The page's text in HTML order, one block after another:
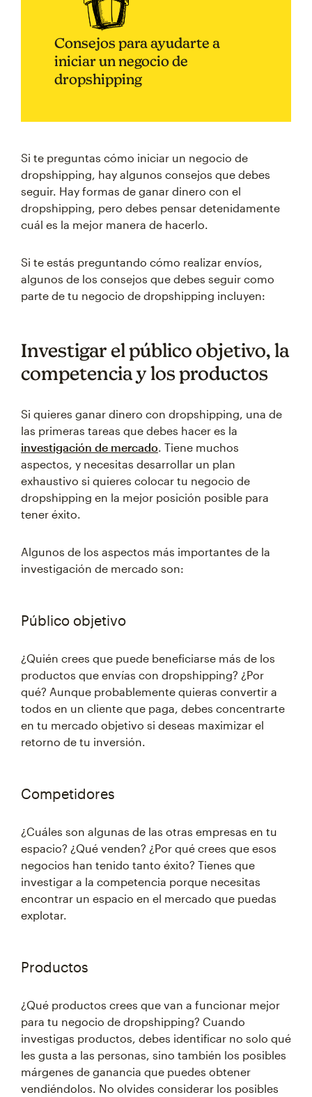
Consejos para ayudarte a
iniciar un negocio de
dropshipping
Si te preguntas cómo iniciar un negocio de
dropshipping, hay algunos consejos que debes
seguir. Hay formas de ganar dinero con el
dropshipping, pero debes pensar detenidamente
cuál es la mejor manera de hacerlo.
Si te estás preguntando cómo realizar envíos,
algunos de los consejos que debes seguir como
parte de tu negocio de dropshipping incluyen:
Investigar el público objetivo, la
competencia y los productos
Si quieres ganar dinero con dropshipping, una de
las primeras tareas que debes hacer es la
investigación de mercado. Tiene muchos
aspectos, y necesitas desarrollar un plan
exhaustivo si quieres colocar tu negocio de
dropshipping en la mejor posición posible para
tener éxito.
Algunos de los aspectos más importantes de la
investigación de mercado son:
Público objetivo
¿Quién crees que puede beneficiarse más de los
productos que envías con dropshipping? ¿Por
qué? Aunque probablemente quieras convertir a
todos en un cliente que paga, debes concentrarte
en tu mercado objetivo si deseas maximizar el
retorno de tu inversión.
Competidores
¿Cuáles son algunas de las otras empresas en tu
espacio? ¿Qué venden? ¿Por qué crees que esos
negocios han tenido tanto éxito? Tienes que
investigar a la competencia porque necesitas
encontrar un espacio en el mercado que puedas
explotar.
Productos
¿Qué productos crees que van a funcionar mejor
para tu negocio de dropshipping? Cuando
investigas productos, debes identificar no solo qué
les gusta a las personas, sino también los posibles
márgenes de ganancia que puedes obtener
vendiéndolos. No olvides considerar los posibles